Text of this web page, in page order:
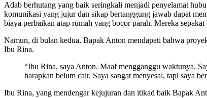
Adab berhutang yang baik seringkali menjadi penyelamat
komunikasi yang jujur dan sikap bertanggung jawab dapat
biaya perbaikan atap rumah yang bocor parah. Mereka
Namun, di bulan kedua, Bapak Anton mendapati bahwa
Ibu Rina.
“Ibu Rina, saya Anton. Maaf mengganggu waktunya.
harapkan belum cair. Saya sangat menyesal, tapi saya
Ibu Rina, yang mendengar kejujuran dan itikad baik Bapak